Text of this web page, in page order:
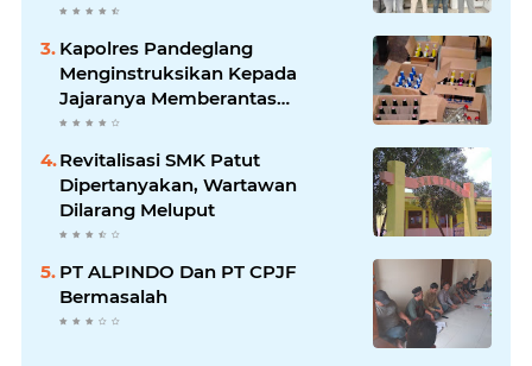
Kapolres Pandeglang
Menginstruksikan Kepada
Jajaranya Memberantas
Peredaran Miras
Revitalisasi SMK Patut
Dipertanyakan, Wartawan
Dilarang Meluput
PT ALPINDO Dan PT CPJF
Bermasalah